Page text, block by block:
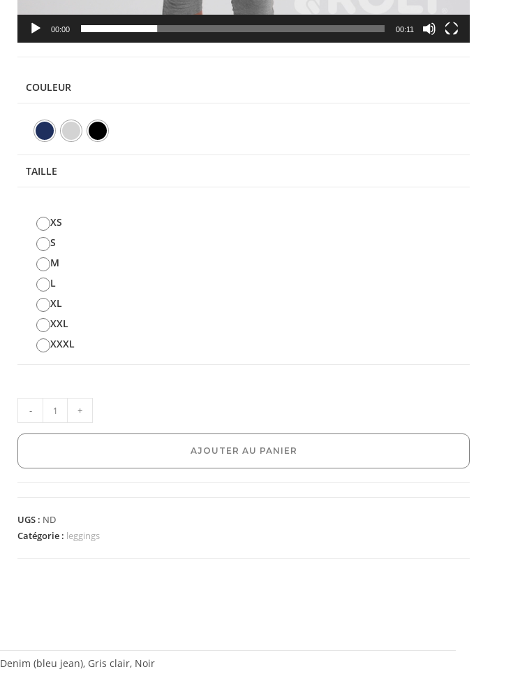
00:00 00:11
COULEUR
TAILLE
XS
S
M
L
XL
XXL
XXXL
- +
AJOUTER AU PANIER
UGS : ND
Catégorie : leggings
Denim (bleu jean), Gris clair, Noir